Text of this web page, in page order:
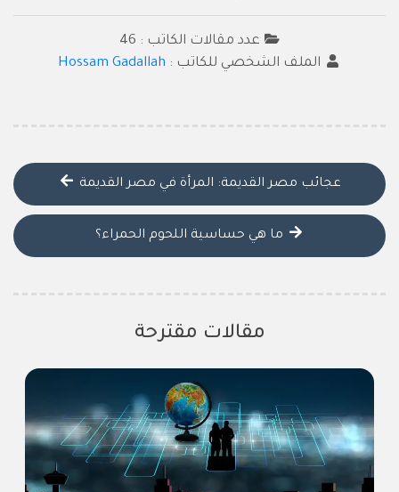
عدد مقالات الكاتب : 46
الملف الشخصي للكاتب : Hossam Gadallah
عجائب مصر القديمة: المرأة في مصر القديمة
ما هي حساسية اللحوم الحمراء؟
مقالات مقترحة